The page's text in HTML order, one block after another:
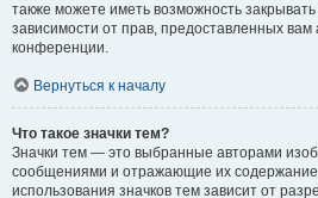
также можете иметь возможность
зависимости от прав, предоставленных
конференции.
Вернуться к началу
Что такое значки тем?
Значки тем — это выбранные авторами
сообщениями и отражающие их
использования значков тем зависит от